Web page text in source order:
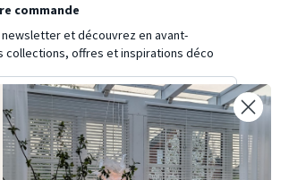
commande
et découvrez en avant-
collections, offres et inspirations déco
Je m’inscris